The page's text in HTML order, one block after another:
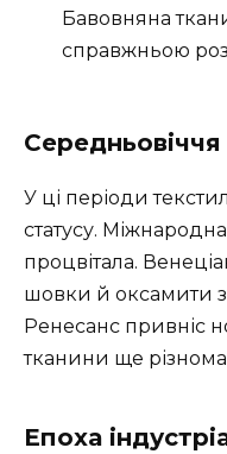
Бавовняна
справжньою
У ці періоди
статусу.
процвітала.
шовки й оксамити з
Ренесанс привніс
тканини ще
Епоха